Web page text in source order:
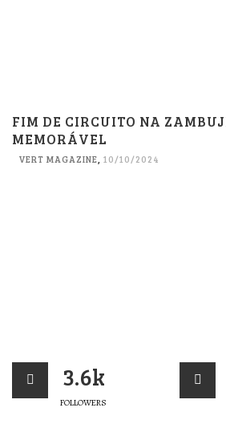
FIM DE CIRCUITO NA
MEMORÁVEL
VERT MAGAZINE, 10/10/2024
3.6k
FOLLOWERS